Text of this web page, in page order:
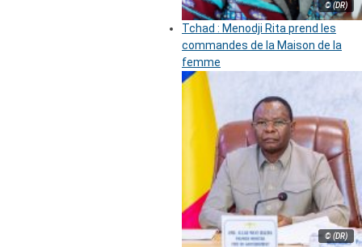
© (DR)
Tchad : Menodji Rita prend les
commandes de la Maison de la
femme
© (DR)